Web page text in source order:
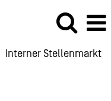
Interner Stellenmarkt